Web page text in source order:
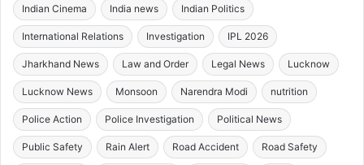
Indian Cinema India news Indian Politics
International Relations Investigation IPL 2026
Jharkhand News Law and Order Legal News Lucknow
Lucknow News Monsoon Narendra Modi nutrition
Police Action Police Investigation Political News
Public Safety Rain Alert Road Accident Road Safety